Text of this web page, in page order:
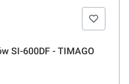
SI-600DF - TIMAGO